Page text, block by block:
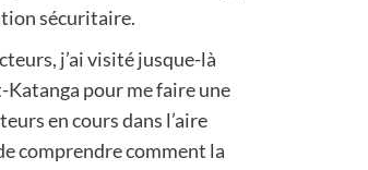
sécuritaire.
j’ai visité jusque-là
Katanga pour me faire une
en cours dans l’aire
comprendre comment la